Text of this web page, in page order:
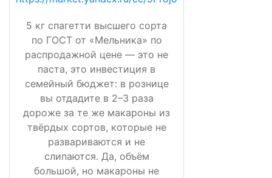
5 кг спагетти высшего сорта
по ГОСТ от «Мельника» по
распродажной цене — это не
паста, это инвестиция в
семейный бюджет: в рознице
вы отдадите в 2–3 раза
дороже за те же макароны из
твёрдых сортов, которые не
развариваются и не
слипаются. Да, объём
большой, но макароны не